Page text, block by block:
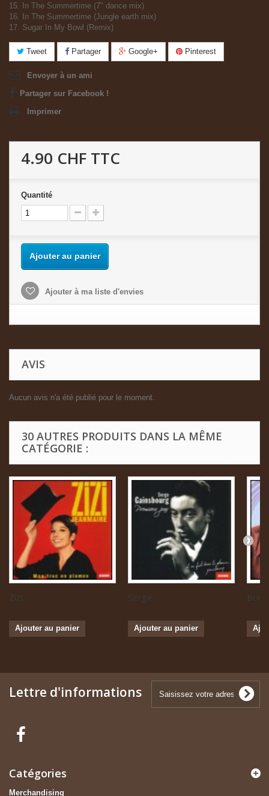
15. In The Summertime (7" dance mix)
16. In The Summertime (Jungle earth mix)
17. Sugar In My Bowl (Remix)
Tweet Partager Google+ Pinterest
Envoyer à un ami
Partager sur Facebook !
Imprimer
4.90 CHF TTC
Quantité
Ajouter au panier
Ajouter à ma liste d'envies
AVIS
Aucun avis n'a été publié pour le moment.
30 AUTRES PRODUITS DANS LA MÊME
CATÉGORIE :
Zizi...
Ajouter au panier
Serge...
Ajouter au panier
Lettre d'informations
Catégories
Merchandising